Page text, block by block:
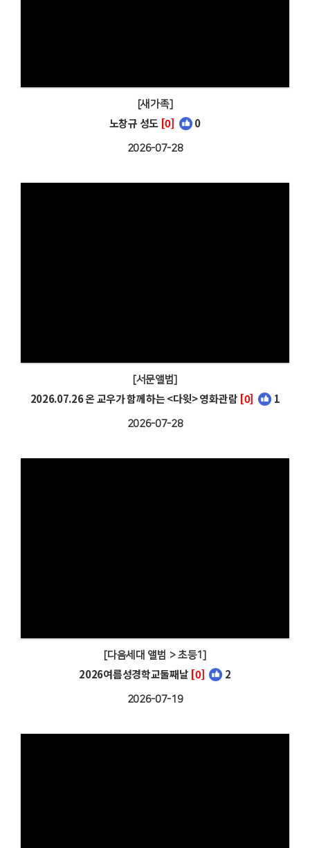
[새가족]
노창규 성도 [0] 0
2026-07-28
[서문앨범]
2026.07.26 온 교우가 함께하는 <다윗> 영화관람 [0] 1
2026-07-28
[다음세대 앨범 > 초등1]
2026여름성경학교둘째날 [0] 2
2026-07-19